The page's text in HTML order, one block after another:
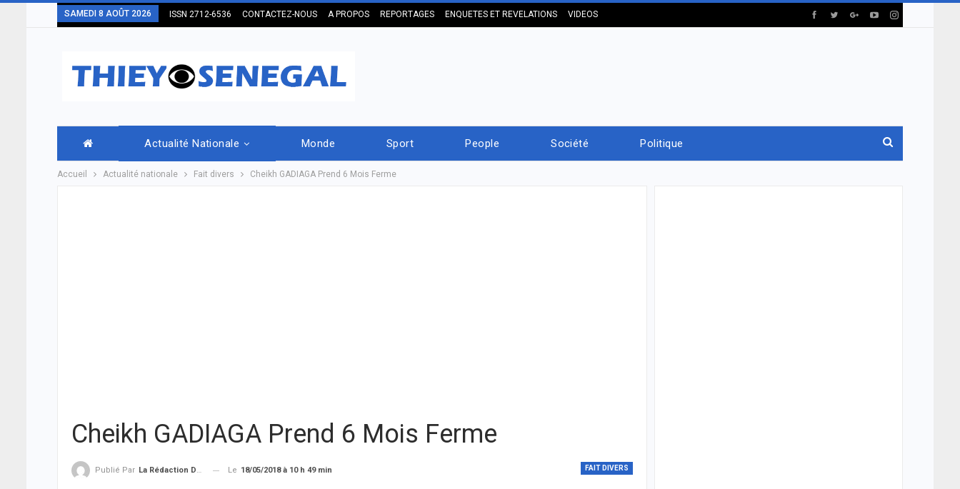
SAMEDI 8 AOÛT 2026 ISSN 2712-6536 CONTACTEZ-NOUS A PROPOS REPORTAGES ENQUETES ET REVELATIONS VIDEOS
Actualité Nationale Monde Sport People Société Politique
Accueil Actualité nationale Fait divers Cheikh GADIAGA Prend 6 Mois Ferme
Cheikh GADIAGA Prend 6 Mois Ferme
FAIT DIVERS
Publié Par La Rédaction De THIEYSENEGAL.com Le 18/05/2018 à 10 h 49 min